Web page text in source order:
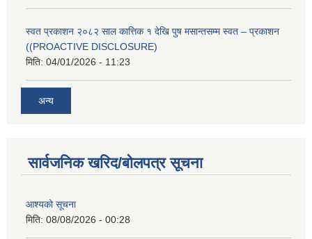
स्वत प्रकाशन २०८२ साल कात्तिक १ देखि पुष मसान्तसम्म स्वत – प्रकाशन
((PROACTIVE DISCLOSURE)
मिति: 04/01/2026 - 11:23
अन्य
सार्वजनिक खरिद/बोलपत्र सूचना
आश्यको सूचना
मिति: 08/08/2026 - 00:28